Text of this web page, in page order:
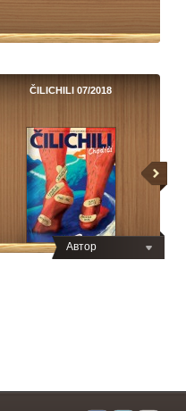
Автор
ČILICHILI 07/2018